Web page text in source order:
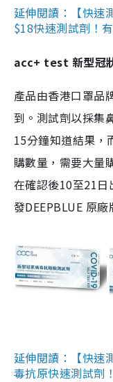
延伸閱讀：【快速
$18快速測試劑！
acc+ test 新型冠
產品由香港口罩品
到。測試劑以採集
15分鐘知道結果，
購數量，需要大量
在確認後10至21
發DEEPBLUE 原廠
延伸閱讀：【快速
毒抗原快速測試劑